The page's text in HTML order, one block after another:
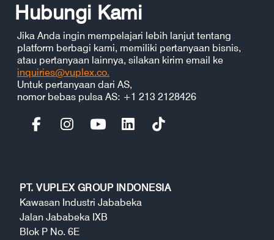
Hubungi Kami
Jika Anda ingin mempelajari lebih lanjut tentang
platform berbagi kami, memiliki pertanyaan bisnis,
atau pertanyaan lainnya, silakan kirim email ke
inquiries@vuplex.co.
Untuk pertanyaan dari AS,
nomor bebas pulsa AS: +1 213 2128426
PT. VUPLEX GROUP INDONESIA
Kawasan Industri Jababeka
Jalan Jababeka IXB
Blok P No. 6E